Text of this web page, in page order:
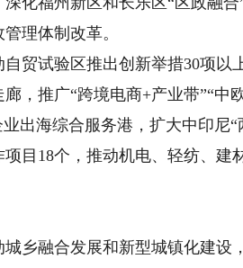
理体制改革。
试验区推出创新举措30项以
，推广“跨境电商+产业带”“中
出海综合服务港，扩大中印尼
目18个，推动机电、轻纺、建
融合发展和新型城镇化建设